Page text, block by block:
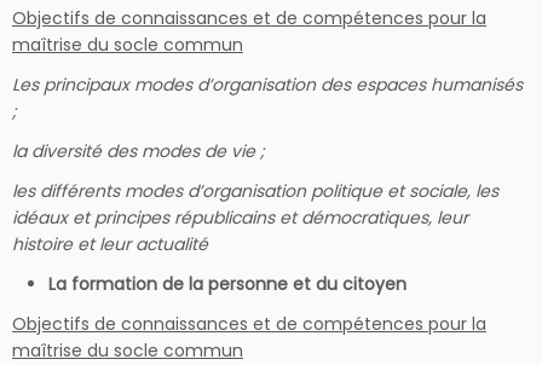
Objectifs de connaissances et de compétences pour la
maîtrise du socle commun
Les principaux modes d’organisation des espaces humanisés
;
la diversité des modes de vie ;
les différents modes d’organisation politique et sociale, les
idéaux et principes républicains et démocratiques, leur
histoire et leur actualité
La formation de la personne et du citoyen
Objectifs de connaissances et de compétences pour la
maîtrise du socle commun